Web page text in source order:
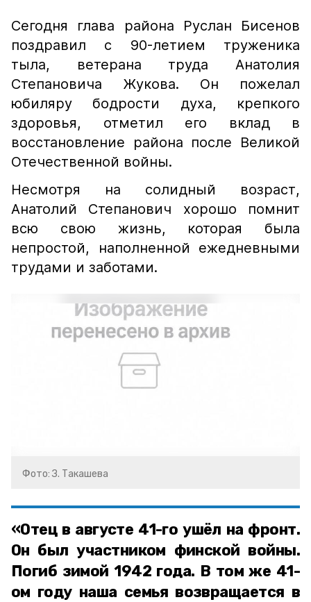
Сегодня глава района Руслан Бисенов
поздравил с 90-летием труженика
тыла, ветерана труда Анатолия
Степановича Жукова. Он пожелал
юбиляру бодрости духа, крепкого
здоровья, отметил его вклад в
восстановление района после Великой
Отечественной войны.
Несмотря на солидный возраст,
Анатолий Степанович хорошо помнит
всю свою жизнь, которая была
непростой, наполненной ежедневными
трудами и заботами.
Фото: З. Такашева
«Отец в августе 41-го ушёл на фронт.
Он был участником финской войны.
Погиб зимой 1942 года. В том же 41-
ом году наша семья возвращается в